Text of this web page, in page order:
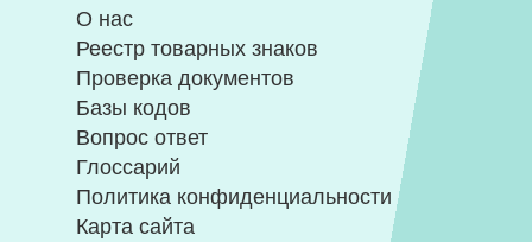
О нас
Реестр товарных знаков
Проверка документов
Базы кодов
Вопрос ответ
Глоссарий
Политика конфиденциальности
Карта сайта